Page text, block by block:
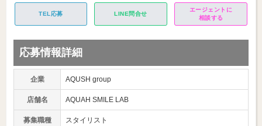
TEL応募 LINE問合せ
エージェントに
相談する
応募情報詳細
企業 AQUSH group
店舗名 AQUAH SMILE LAB
募集職種 スタイリスト